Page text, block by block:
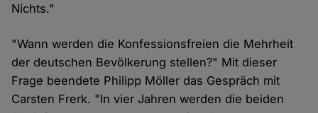
Nichts."
"Wann werden die Konfessionsfreien die Mehrheit
der deutschen Bevölkerung stellen?" Mit dieser
Frage beendete Philipp Möller das Gespräch mit
Carsten Frerk. "In vier Jahren werden die beiden